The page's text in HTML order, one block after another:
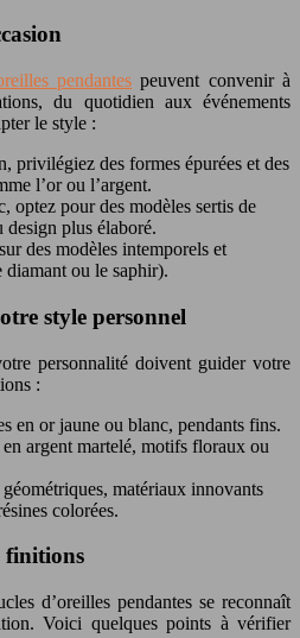
pendantes peuvent convenir à
du quotidien aux événements
le style :
privilégiez des formes épurées et des
l’or ou l’argent.
optez pour des modèles sertis de
design plus élaboré.
des modèles intemporels et
ou le saphir).
style personnel
personnalité doivent guider votre
:
en or jaune ou blanc, pendants fins.
argent martelé, motifs floraux ou
matériaux innovants
colorées.
finitions
d’oreilles pendantes se reconnaît
Voici quelques points à vérifier